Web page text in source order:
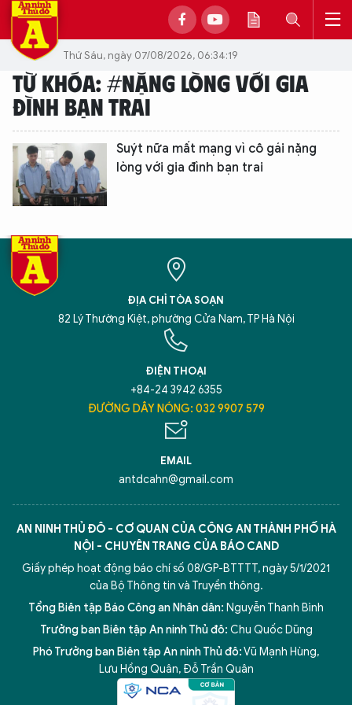
Thứ Sáu, ngày 07/08/2026, 06:34:19
TỪ KHÓA: #NẶNG LÒNG VỚI GIA
ĐÌNH BẠN TRAI
Suýt nữa mất mạng vì cô gái nặng
lòng với gia đình bạn trai
ĐỊA CHỈ TÒA SOẠN
82 Lý Thường Kiệt, phường Cửa Nam, TP Hà Nội
ĐIỆN THOẠI
+84-24 3942 6355
ĐƯỜNG DÂY NÓNG: 032 9907 579
EMAIL
antdcahn@gmail.com
AN NINH THỦ ĐÔ - CƠ QUAN CỦA CÔNG AN THÀNH PHỐ HÀ
NỘI - CHUYÊN TRANG CỦA BÁO CAND
Giấy phép hoạt động báo chí số 08/GP-BTTTT, ngày 5/1/2021
của Bộ Thông tin và Truyền thông.
Tổng Biên tập Báo Công an Nhân dân: Nguyễn Thanh Bình
Trưởng ban Biên tập An ninh Thủ đô: Chu Quốc Dũng
Phó Trưởng ban Biên tập An ninh Thủ đô:Vũ Mạnh Hùng,
Lưu Hồng Quân, Đỗ Trần Quân
XIN CHÀO,
TÔI LÀ CHATBOT CỦA
Hãy hỏi tôi bất kỳ điều gì bạn cần biết về
An Ninh Thủ Đô nhé. Tôi sẵn sàng hỗ trợ!
5 điểm nghẽn của Hà Nội giải pháp xử lý điểm nghẽn của